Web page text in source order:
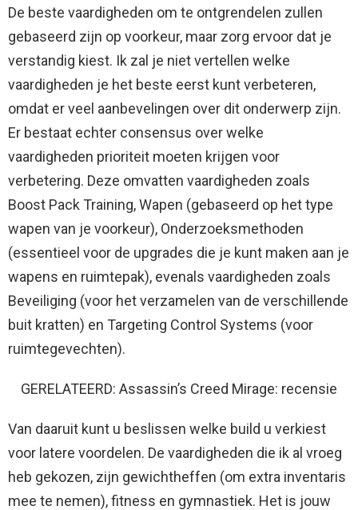
De beste vaardigheden om te ontgrendelen zullen
gebaseerd zijn op voorkeur, maar zorg ervoor dat je
verstandig kiest. Ik zal je niet vertellen welke
vaardigheden je het beste eerst kunt verbeteren,
omdat er veel aanbevelingen over dit onderwerp zijn.
Er bestaat echter consensus over welke
vaardigheden prioriteit moeten krijgen voor
verbetering. Deze omvatten vaardigheden zoals
Boost Pack Training, Wapen (gebaseerd op het type
wapen van je voorkeur), Onderzoeksmethoden
(essentieel voor de upgrades die je kunt maken aan je
wapens en ruimtepak), evenals vaardigheden zoals
Beveiliging (voor het verzamelen van de verschillende
buit kratten) en Targeting Control Systems (voor
ruimtegevechten).
GERELATEERD: Assassin’s Creed Mirage: recensie
Van daaruit kunt u beslissen welke build u verkiest
voor latere voordelen. De vaardigheden die ik al vroeg
heb gekozen, zijn gewichtheffen (om extra inventaris
mee te nemen), fitness en gymnastiek. Het is jouw